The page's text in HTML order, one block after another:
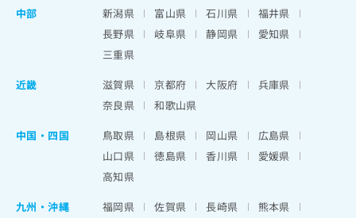
中部
新潟県 富山県 石川県
福井県
長野県
岐阜県 静岡県
愛知県
三重県
近畿
滋賀県 京都府 大阪府
兵庫県
奈良県
和歌山県
中国・四国
鳥取県 島根県 岡山県
広島県
山口県
徳島県 香川県
愛媛県
高知県
九州・沖縄
福岡県 佐賀県 長崎県
熊本県